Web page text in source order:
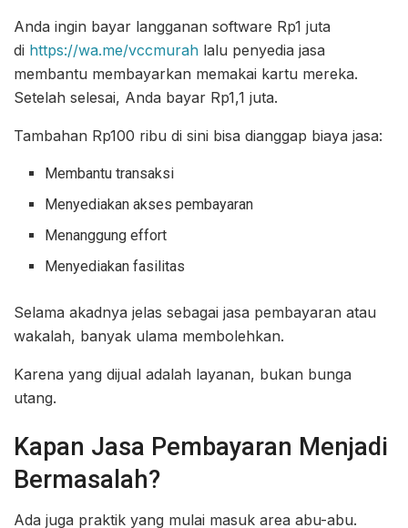
Anda ingin bayar langganan software Rp1 juta
di https://wa.me/vccmurah lalu penyedia jasa
membantu membayarkan memakai kartu mereka.
Setelah selesai, Anda bayar Rp1,1 juta.
Tambahan Rp100 ribu di sini bisa dianggap biaya jasa:
Membantu transaksi
Menyediakan akses pembayaran
Menanggung effort
Menyediakan fasilitas
Selama akadnya jelas sebagai jasa pembayaran atau
wakalah, banyak ulama membolehkan.
Karena yang dijual adalah layanan, bukan bunga
utang.
Kapan Jasa Pembayaran Menjadi
Bermasalah?
Ada juga praktik yang mulai masuk area abu-abu.